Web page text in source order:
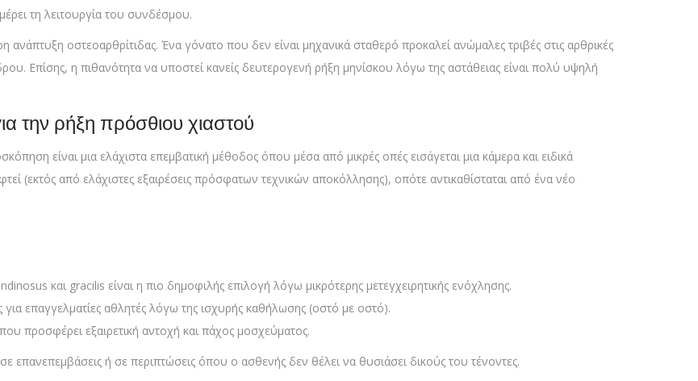
τη λειτουργία του συνδέσμου.
οστεοαρθρίτιδας. Ένα γόνατο που δεν είναι μηχανικά σταθερό προκαλεί ανώμαλες τριβές στις αρθρικές
Επίσης, η πιθανότητα να υποστεί κανείς δευτερογενή ρήξη μηνίσκου λόγω της αστάθειας είναι πολύ υψηλή
την ρήξη πρόσθιου χιαστού
είναι μια ελάχιστα επεμβατική μέθοδος όπου μέσα από μικρές οπές εισάγεται μια κάμερα και ειδικά
(εκτός από ελάχιστες εξαιρέσεις πρόσφατων τεχνικών αποκόλλησης), οπότε αντικαθίσταται από ένα νέο
και gracilis είναι η πιο δημοφιλής επιλογή λόγω μικρότερης μετεγχειρητικής ενόχλησης.
για επαγγελματίες αθλητές λόγω της ισχυρής καθήλωσης (οστό με οστό).
προσφέρει εξαιρετική αντοχή και πάχος μοσχεύματος.
σε επανεπεμβάσεις ή σε περιπτώσεις όπου ο ασθενής δεν θέλει να θυσιάσει δικούς του τένοντες.